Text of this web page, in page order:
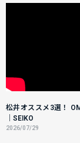
松井オススメ3選！
｜SEIKO
2026/07/29